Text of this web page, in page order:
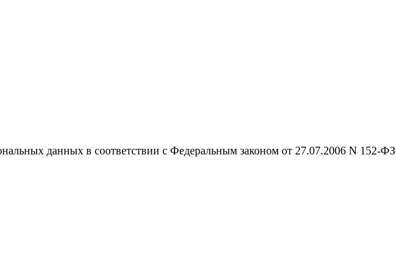
данных в соответствии с Федеральным законом от 27.07.2006 N 152-ФЗ